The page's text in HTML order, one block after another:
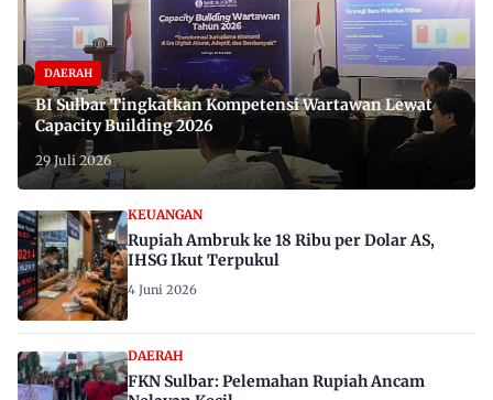
DAERAH
BI Sulbar Tingkatkan Kompetensi Wartawan Lewat
Capacity Building 2026
29 Juli 2026
KEUANGAN
Rupiah Ambruk ke 18 Ribu per Dolar AS,
IHSG Ikut Terpukul
4 Juni 2026
DAERAH
FKN Sulbar: Pelemahan Rupiah Ancam